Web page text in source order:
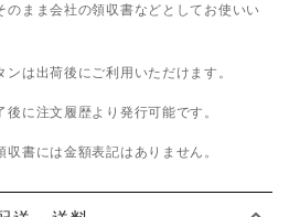
のまま会社の領収書などとしてお使いい
は出荷後にご利用いただけます。
に注文履歴より発行可能です。
書には金額表記はありません。